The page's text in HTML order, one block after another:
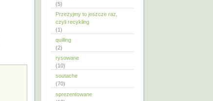
(5)
Przeżyjmy to jeszcze raz,
czyli recykling
(1)
quilling
(2)
rysowane
(10)
soutache
(70)
sprezentowane